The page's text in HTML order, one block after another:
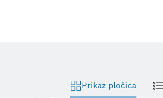
Prikaz pločica